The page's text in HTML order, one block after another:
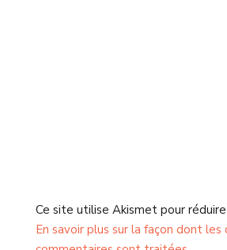
Ce site utilise Akismet pour
En savoir plus sur la façon dont les